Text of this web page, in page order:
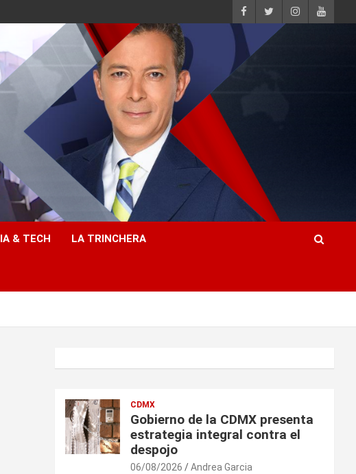
IA & TECH LA TRINCHERA
CDMX
Gobierno de la CDMX presenta
estrategia integral contra el
despojo
06/08/2026 Andrea Garcia